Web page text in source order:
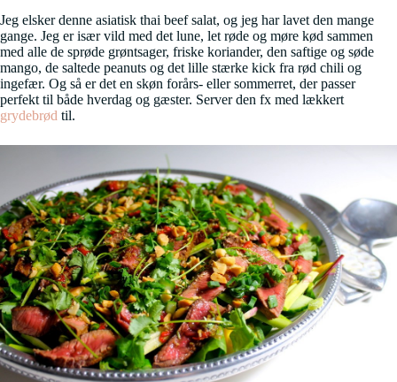
Jeg elsker denne asiatisk thai beef salat, og jeg har lavet den mange
gange. Jeg er især vild med det lune, let røde og møre kød sammen
med alle de sprøde grøntsager, friske koriander, den saftige og søde
mango, de saltede peanuts og det lille stærke kick fra rød chili og
ingefær. Og så er det en skøn forårs- eller sommerret, der passer
perfekt til både hverdag og gæster. Server den fx med lækkert
grydebrød til.